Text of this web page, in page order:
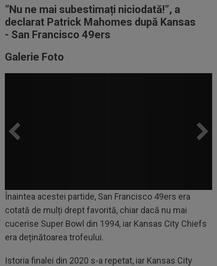
”Nu ne mai subestimați niciodată!”, a
declarat Patrick Mahomes după Kansas
- San Francisco 49ers
Galerie Foto
Înaintea acestei partide, San Francisco 49ers era
cotată de mulți drept favorită, chiar dacă nu mai
cucerise Super Bowl din 1994, iar Kansas City Chiefs
era deținătoarea trofeului.
Istoria finalei din 2020 s-a repetat, iar Kansas City